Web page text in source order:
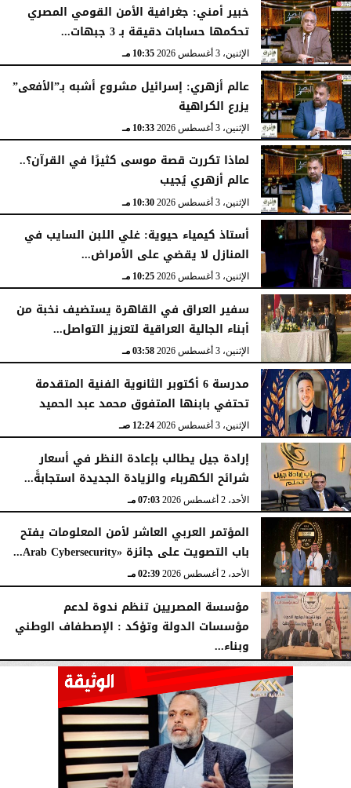
خبير أمني: جغرافية الأمن القومي المصري
تحكمها حسابات دقيقة بـ 3 جبهات...
الإثنين، 3 أغسطس 2026 10:35 مـ
عالم أزهري: إسرائيل مشروع أشبه بـ”الأفعى”
يزرع الكراهية
الإثنين، 3 أغسطس 2026 10:33 مـ
لماذا تكررت قصة موسى كثيرًا في القرآن؟..
عالم أزهري يُجيب
الإثنين، 3 أغسطس 2026 10:30 مـ
أستاذ كيمياء حيوية: غلي اللبن السايب في
المنازل لا يقضي على الأمراض...
الإثنين، 3 أغسطس 2026 10:25 مـ
سفير العراق في القاهرة يستضيف نخبة من
أبناء الجالية العراقية لتعزيز التواصل...
الإثنين، 3 أغسطس 2026 03:58 مـ
مدرسة 6 أكتوبر الثانوية الفنية المتقدمة
تحتفي بابنها المتفوق محمد عبد الحميد
الإثنين، 3 أغسطس 2026 12:24 صـ
إرادة جيل يطالب بإعادة النظر في أسعار
شرائح الكهرباء والزيادة الجديدة استجابةً...
الأحد، 2 أغسطس 2026 07:03 مـ
المؤتمر العربي العاشر لأمن المعلومات يفتح
باب التصويت على جائزة «Arab Cybersecurity...
الأحد، 2 أغسطس 2026 02:39 مـ
مؤسسة المصريين تنظم ندوة لدعم
مؤسسات الدولة وتؤكد : الإصطفاف الوطني
وبناء...
الأحد، 2 أغسطس 2026 10:20 صـ